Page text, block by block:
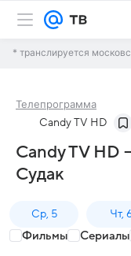
* транслируется
Телепрограмма
Candy TV HD
Candy TV HD
Судак
Ср, 5 Чт,
Фильмы Сериалы